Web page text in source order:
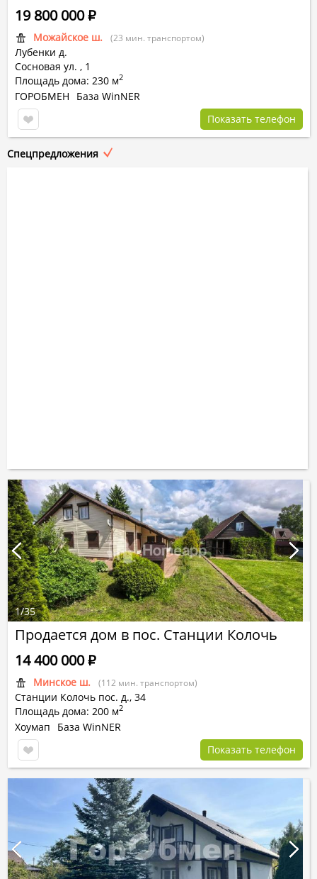
Можайское ш. (23 мин. транспортом)
Лубенки д.
Сосновая ул. , 1
Площадь дома: 230 м2
19 800 000Р
ГОРОБМЕН
База WinNER
Показать телефон
Спецпредложения
Продается дом в пос. Станции Колочь
Минское ш. (112 мин. транспортом)
Станции Колочь пос. д., 34
Площадь дома: 200 м2
14 400 000Р
Хоумап
База WinNER
Показать телефон
1/35